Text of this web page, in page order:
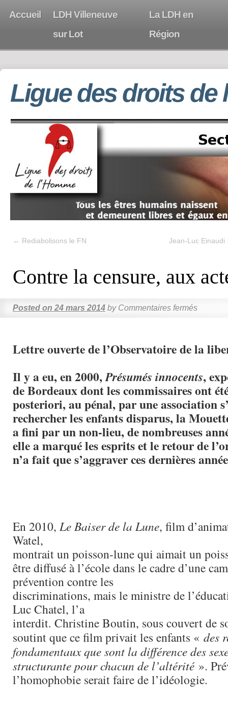
Accueil
LDH Villeneuve
sur Lot
La LDH en
Région
Ligue des droits de
← Rediabolisons le FN Jean-Luc Einaudi
Contre la censure, aux
Posted on 24 mars 2014 by Commentaires fermés
Lettre ouverte de l’Observatoire de la
Il y a eu, en 2000,Présumés innocents,
de Bordeaux dont les commissaires ont
posteriori, au pénal, par une association
rechercher les enfants disparus, la
a fini par un non-lieu, de nombreuses
elle a marqué les esprits et le retour de
n’a fait que s’aggraver ces dernières
En 2010, Le Baiser de la Lune, film
Watel,
montrait un poisson-lune qui aimait un
être diffusé à l’école dans le cadre d’une
prévention contre les
discriminations, mais le ministre de
Luc Chatel, l’a
interdit. Christine Boutin, sous couvert de
soutint que ce film privait les enfants « des
fondamentaux que sont la différence des
structurante pour chacun de l’altérité ».
l’homophobie serait faire de l’idéologie.